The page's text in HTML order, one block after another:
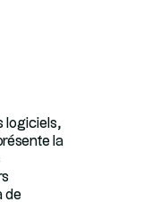
logiciels,
la
de